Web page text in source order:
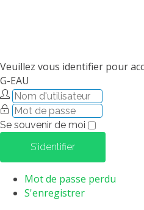
NOS TRAVAUX EN VIDÉO
Veuillez vous identifier pour
G-EAU
Se souvenir de moi
S'identifier
Mot de passe perdu
S'enregistrer